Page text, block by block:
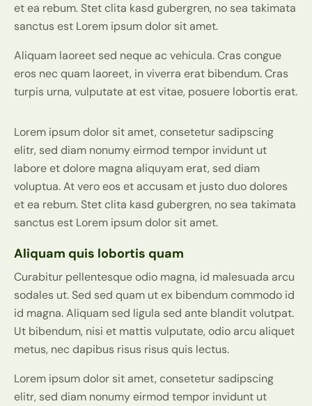
et ea rebum. Stet clita kasd gubergren, no sea takimata
sanctus est Lorem ipsum dolor sit amet.
Aliquam laoreet sed neque ac vehicula. Cras congue
eros nec quam laoreet, in viverra erat bibendum. Cras
turpis urna, vulputate at est vitae, posuere lobortis erat.
Lorem ipsum dolor sit amet, consetetur sadipscing
elitr, sed diam nonumy eirmod tempor invidunt ut
labore et dolore magna aliquyam erat, sed diam
voluptua. At vero eos et accusam et justo duo dolores
et ea rebum. Stet clita kasd gubergren, no sea takimata
sanctus est Lorem ipsum dolor sit amet.
Aliquam quis lobortis quam
Curabitur pellentesque odio magna, id malesuada arcu
sodales ut. Sed sed quam ut ex bibendum commodo id
id magna. Aliquam sed ligula sed ante blandit volutpat.
Ut bibendum, nisi et mattis vulputate, odio arcu aliquet
metus, nec dapibus risus risus quis lectus.
Lorem ipsum dolor sit amet, consetetur sadipscing
elitr, sed diam nonumy eirmod tempor invidunt ut